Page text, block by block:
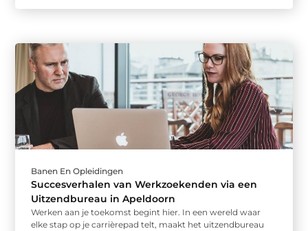
Banen En Opleidingen
Succesverhalen van Werkzoekenden via een
Uitzendbureau in Apeldoorn
Werken aan je toekomst begint hier. In een wereld waar
elke stap op je carrièrepad telt, maakt het uitzendbureau